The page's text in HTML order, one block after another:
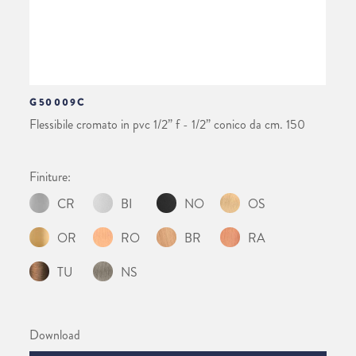
G50009C
Flessibile cromato in pvc 1/2” f - 1/2” conico da cm. 150
Finiture:
CR
BI NO
OS
OR
RO BR
RA
TU
NS
Download